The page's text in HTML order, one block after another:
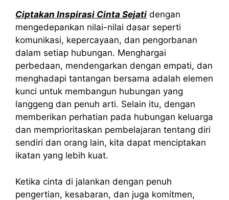
Ciptakan Inspirasi Cinta Sejati dengan
mengedepankan nilai-nilai dasar seperti
komunikasi, kepercayaan, dan pengorbanan
dalam setiap hubungan. Menghargai
perbedaan, mendengarkan dengan empati, dan
menghadapi tantangan bersama adalah elemen
kunci untuk membangun hubungan yang
langgeng dan penuh arti. Selain itu, dengan
memberikan perhatian pada hubungan keluarga
dan memprioritaskan pembelajaran tentang diri
sendiri dan orang lain, kita dapat menciptakan
ikatan yang lebih kuat.
Ketika cinta di jalankan dengan penuh
pengertian, kesabaran, dan juga komitmen,